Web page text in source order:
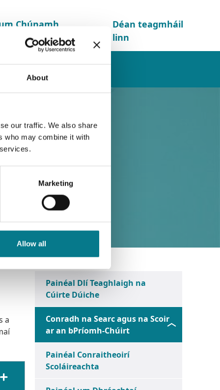
About
our traffic. We also share
who may combine it with
Marketing
Allow all
Chúnamh
Déan teagmháil
linn
Conarthaigh Dlí
ar an
a
Painéal Dlí Teaghlaigh na
Cúirte Dúiche
Conradh na Searc agus na Scoir
ar an bPríomh-Chúirt
Painéal Conraitheoirí
Scoláireachta